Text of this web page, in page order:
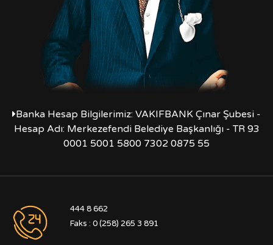
Banka Hesap Bilgilerimiz: VAKIFBANK Çınar Şubesi -
Hesap Adı: Merkezefendi Belediye Başkanlığı - TR 93
0001 5001 5800 7302 0875 55
444 8 662
Faks : 0 (258) 265 3 891